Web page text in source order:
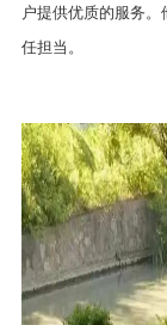
户提供优质的服务
任担当。